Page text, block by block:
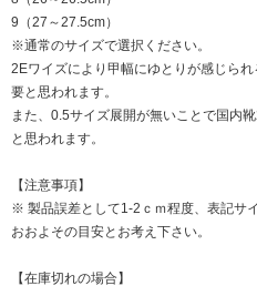
9（27～27.5cm）
※通常のサイズで選択ください。
2Eワイズにより甲幅にゆとりが感じら
要と思われます。
また、0.5サイズ展開が無いことで国内
と思われます。
【注意事項】
※ 製品誤差として1-2ｃｍ程度、表記サ
おおよその目安とお考え下さい。
【在庫切れの場合】